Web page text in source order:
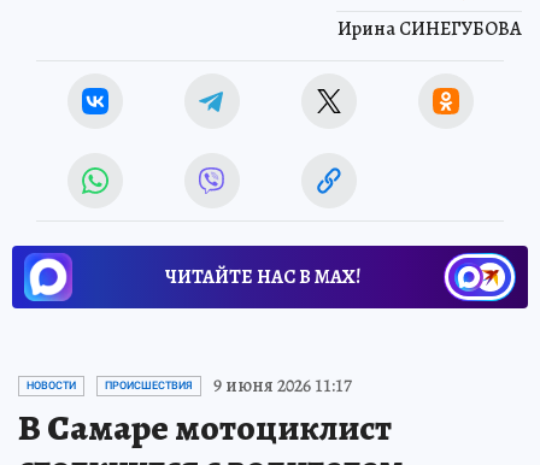
Ирина СИНЕГУБОВА
ЧИТАЙТЕ НАС В МАХ!
НОВОСТИ ПРОИСШЕСТВИЯ 9 июня 2026 11:17
В Самаре мотоциклист